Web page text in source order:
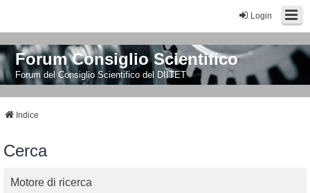
Login
Forum Consiglio Scientifico
Forum del Consiglio Scientifico del DIITET
Indice
Cerca
Motore di ricerca